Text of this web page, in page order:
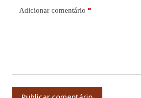
Adicionar comentário *